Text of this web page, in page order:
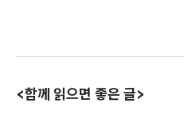
<함께 읽으면 좋은 글>